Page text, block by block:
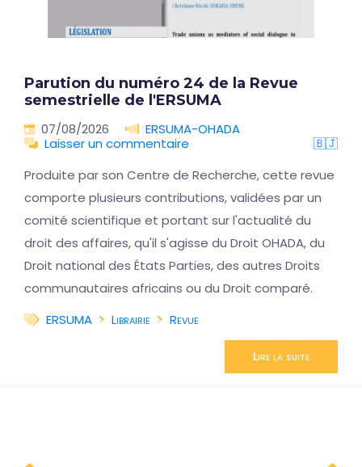
Parution du numéro 24 de la Revue
semestrielle de l'ERSUMA
07/08/2026
ERSUMA-OHADA
Laisser un commentaire
🇧🇯
Produite par son Centre de Recherche, cette revue
comporte plusieurs contributions, validées par un
comité scientifique et portant sur l'actualité du
droit des affaires, qu'il s'agisse du Droit OHADA, du
Droit national des États Parties, des autres Droits
communautaires africains ou du Droit comparé.
ERSUMA
Librairie Revue
Lire la suite